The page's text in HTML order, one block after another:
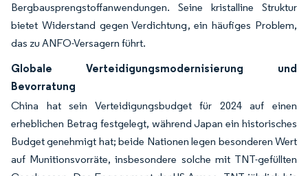
Bergbausprengstoffanwendungen. Seine kristalline Struktur
bietet Widerstand gegen Verdichtung, ein häufiges Problem,
das zu ANFO-Versagern führt.
Globale Verteidigungsmodernisierung und
Bevorratung
China hat sein Verteidigungsbudget für 2024 auf einen
erheblichen Betrag festgelegt, während Japan ein historisches
Budget genehmigt hat; beide Nationen legen besonderen Wert
auf Munitionsvorräte, insbesondere solche mit TNT-gefüllten